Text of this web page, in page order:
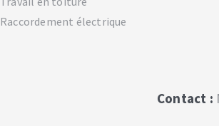
Raccordement électrique
Contact :